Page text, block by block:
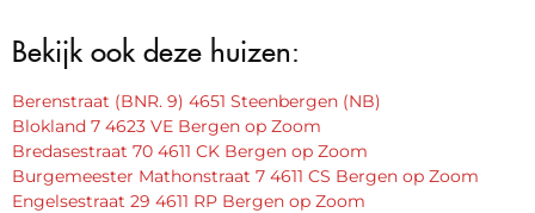
Bekijk ook deze huizen:
Berenstraat (BNR. 9) 4651 Steenbergen (NB)
Blokland 7 4623 VE Bergen op Zoom
Bredasestraat 70 4611 CK Bergen op Zoom
Burgemeester Mathonstraat 7 4611 CS Bergen op Zoom
Engelsestraat 29 4611 RP Bergen op Zoom